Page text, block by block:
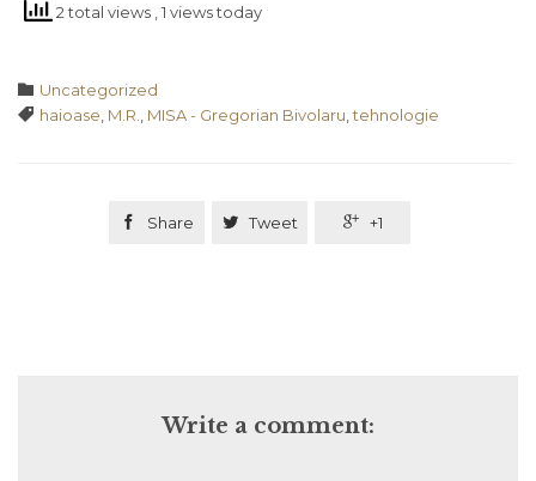
2 total views , 1 views today
 Category
Uncategorized
 Tags
haioase M.R. MISA - Gregorian Bivolaru ,tehnologie
 Share  Tweet  +1
Write a comment: